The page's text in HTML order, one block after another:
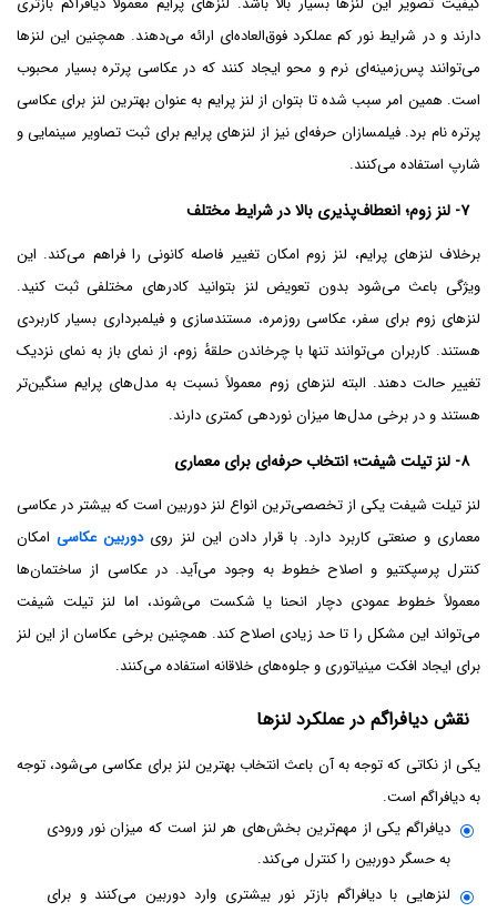
دارند و در شرایط نور کم عملکرد فوق‌العاده‌ای ارائه می‌دهند. همچنین این لنزها
می‌توانند پس‌زمینه‌ای نرم و محو ایجاد کنند که در عکاسی پرتره بسیار محبوب
است. همین امر سبب شده تا بتوان از لنز پرایم به عنوان بهترین لنز برای عکاسی
پرتره نام برد. فیلمسازان حرفه‌ای نیز از لنزهای پرایم برای ثبت تصاویر سینمایی و
شارپ استفاده می‌کنند.
۷- لنز زوم؛ انعطاف‌پذیری بالا در شرایط مختلف
برخلاف لنزهای پرایم، لنز زوم امکان تغییر فاصله کانونی را فراهم می‌کند. این
ویژگی باعث می‌شود بدون تعویض لنز بتوانید کادرهای مختلفی ثبت کنید.
لنزهای زوم برای سفر، عکاسی روزمره، مستندسازی و فیلمبرداری بسیار کاربردی
هستند. کاربران می‌توانند تنها با چرخاندن حلقۀ زوم، از نمای باز به نمای نزدیک
تغییر حالت دهند. البته لنزهای زوم معمولاً نسبت به مدل‌های پرایم سنگین‌تر
هستند و در برخی مدل‌ها میزان نوردهی کمتری دارند.
۸- لنز تیلت شیفت؛ انتخاب حرفه‌ای برای معماری
لنز تیلت شیفت یکی از تخصصی‌ترین انواع لنز دوربین است که بیشتر در عکاسی
معماری و صنعتی کاربرد دارد. با قرار دادن این لنز رویدوربین عکاسیامکان
کنترل پرسپکتیو و اصلاح خطوط به وجود می‌آید. در عکاسی از ساختمان‌ها
معمولاً خطوط عمودی دچار انحنا یا شکست می‌شوند، اما لنز تیلت شیفت
می‌تواند این مشکل را تا حد زیادی اصلاح کند. همچنین برخی عکاسان از این لنز
برای ایجاد افکت مینیاتوری و جلوه‌های خلاقانه استفاده می‌کنند.
نقش دیافراگم در عملکرد لنزها
یکی از نکاتی که توجه به آن باعث انتخاب بهترین لنز برای عکاسی می‌شود، توجه
به دیافراگم است.
دیافراگم یکی از مهم‌ترین بخش‌های هر لنز است که میزان نور ورودی
به حسگر دوربین را کنترل می‌کند.
لنزهایی با دیافراگم بازتر نور بیشتری وارد دوربین می‌کنند و برای